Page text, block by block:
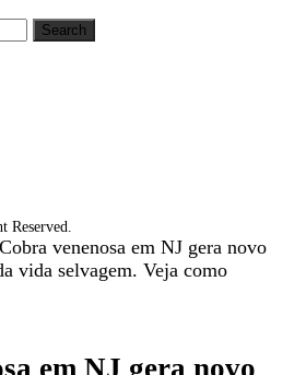
Search
Reserved.
Cobra venenosa em NJ gera novo
vida selvagem. Veja como